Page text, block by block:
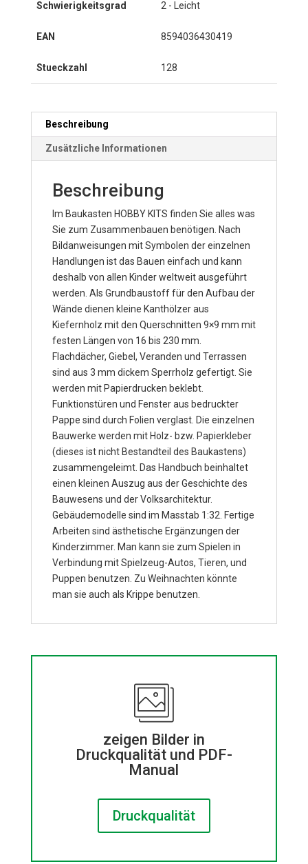
Schwierigkeitsgrad 2 - Leicht
EAN 8594036430419
Stueckzahl 128
Beschreibung
Zusätzliche Informationen
Beschreibung
Im Baukasten HOBBY KITS finden Sie alles was
Sie zum Zusammenbauen benötigen. Nach
Bildanweisungen mit Symbolen der einzelnen
Handlungen ist das Bauen einfach und kann
deshalb von allen Kinder weltweit ausgeführt
werden. Als Grundbaustoff für den Aufbau der
Wände dienen kleine Kanthölzer aus
Kiefernholz mit den Querschnitten 9×9 mm mit
festen Längen von 16 bis 230 mm.
Flachdächer, Giebel, Veranden und Terrassen
sind aus 3 mm dickem Sperrholz gefertigt. Sie
werden mit Papierdrucken beklebt.
Funktionstüren und Fenster aus bedruckter
Pappe sind durch Folien verglast. Die einzelnen
Bauwerke werden mit Holz- bzw. Papierkleber
(dieses ist nicht Bestandteil des Baukastens)
zusammengeleimt. Das Handbuch beinhaltet
einen kleinen Auszug aus der Geschichte des
Bauwesens und der Volksarchitektur.
Gebäudemodelle sind im Masstab 1:32. Fertige
Arbeiten sind ästhetische Ergänzungen der
Kinderzimmer. Man kann sie zum Spielen in
Verbindung mit Spielzeug-Autos, Tieren, und
Puppen benutzen. Zu Weihnachten könnte
man sie auch als Krippe benutzen.
zeigen Bilder in
Druckqualität und PDF-
Manual
Druckqualität